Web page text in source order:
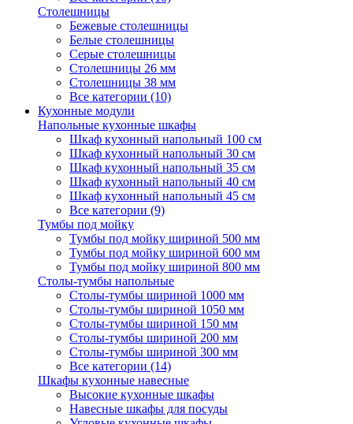
Столешницы
Бежевые столешницы
Белые столешницы
Серые столешницы
Столешницы 26 мм
Столешницы 38 мм
Все категории (10)
Кухонные модули
Напольные кухонные шкафы
Шкаф кухонный напольный 100 см
Шкаф кухонный напольный 30 см
Шкаф кухонный напольный 35 см
Шкаф кухонный напольный 40 см
Шкаф кухонный напольный 45 см
Все категории (9)
Тумбы под мойку
Тумбы под мойку шириной 500 мм
Тумбы под мойку шириной 600 мм
Тумбы под мойку шириной 800 мм
Столы-тумбы напольные
Столы-тумбы шириной 1000 мм
Столы-тумбы шириной 1050 мм
Столы-тумбы шириной 150 мм
Столы-тумбы шириной 200 мм
Столы-тумбы шириной 300 мм
Все категории (14)
Шкафы кухонные навесные
Высокие кухонные шкафы
Навесные шкафы для посуды